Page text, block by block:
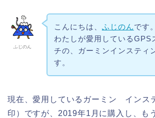
ふじのん
こんにちは、 ふじのんです。
わたしが愛用しているGPS
チの、ガーミンインスティ
す。
現在、愛用しているガーミン インス
印）ですが、2019年1月に購入し、も